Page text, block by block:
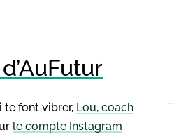
te font vibrer, Lou, coach
le compte Instagram